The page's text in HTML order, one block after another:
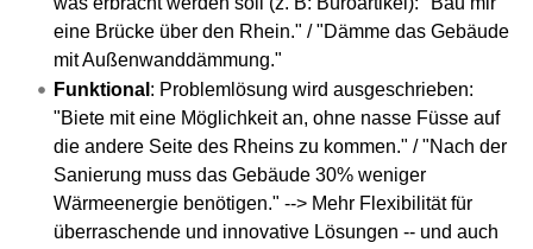
eine Brücke über den Rhein." / "Dämme das Gebäude
mit Außenwanddämmung."
Funktional : Problemlösung wird ausgeschrieben:
"Biete mit eine Möglichkeit an, ohne nasse Füsse auf
die andere Seite des Rheins zu kommen." / "Nach der
Sanierung muss das Gebäude 30% weniger
Wärmeenergie benötigen." --> Mehr Flexibilität für
überraschende und innovative Lösungen -- und auch